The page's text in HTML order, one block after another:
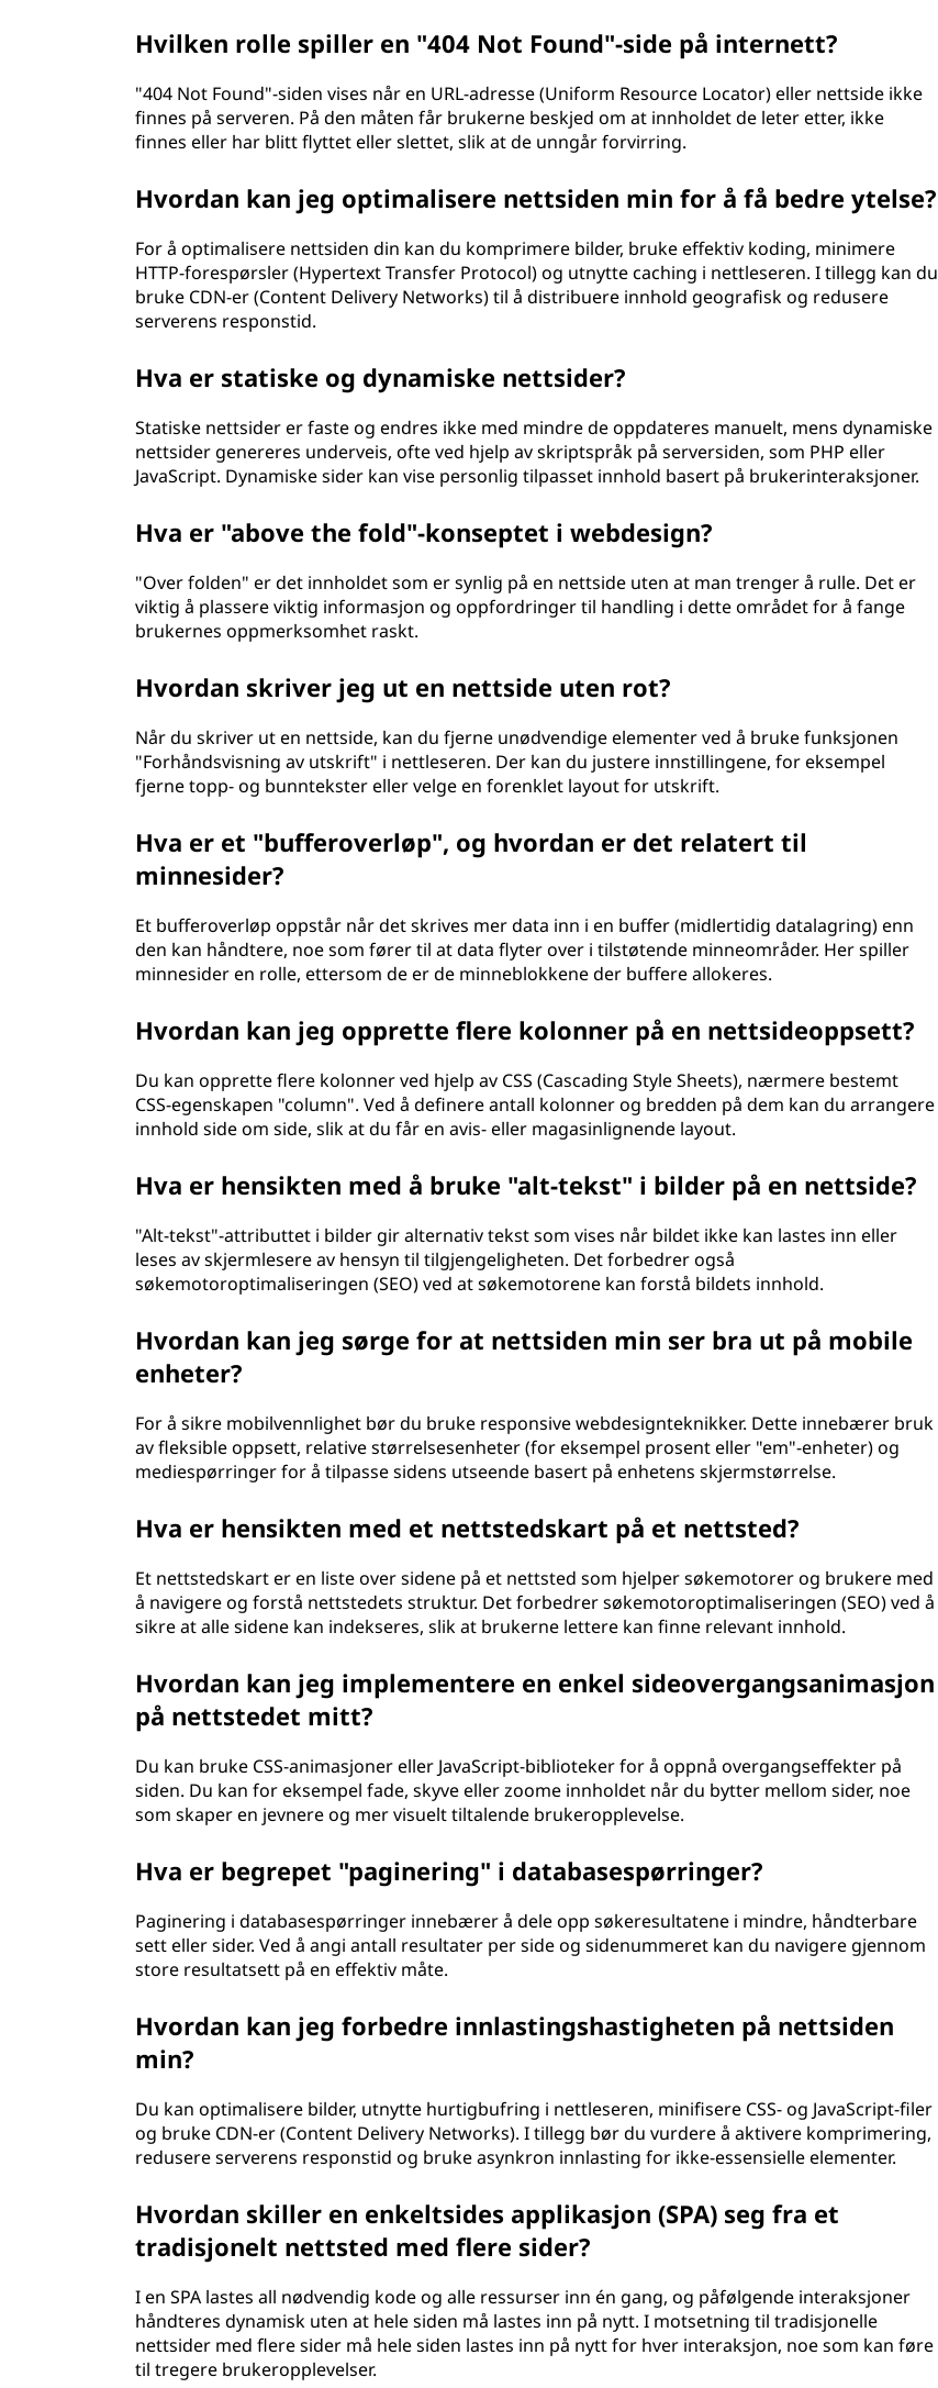
Hvilken rolle spiller en "404 Not Found"-side på internett?
"404 Not Found"-siden vises når en URL-adresse (Uniform Resource Locator) eller nettside ikke
finnes på serveren. På den måten får brukerne beskjed om at innholdet de leter etter, ikke
finnes eller har blitt flyttet eller slettet, slik at de unngår forvirring.
Hvordan kan jeg optimalisere nettsiden min for å få bedre ytelse?
For å optimalisere nettsiden din kan du komprimere bilder, bruke effektiv koding, minimere
HTTP-forespørsler (Hypertext Transfer Protocol) og utnytte caching i nettleseren. I tillegg kan du
bruke CDN-er (Content Delivery Networks) til å distribuere innhold geografisk og redusere
serverens responstid.
Hva er statiske og dynamiske nettsider?
Statiske nettsider er faste og endres ikke med mindre de oppdateres manuelt, mens dynamiske
nettsider genereres underveis, ofte ved hjelp av skriptspråk på serversiden, som PHP eller
JavaScript. Dynamiske sider kan vise personlig tilpasset innhold basert på brukerinteraksjoner.
Hva er "above the fold"-konseptet i webdesign?
"Over folden" er det innholdet som er synlig på en nettside uten at man trenger å rulle. Det er
viktig å plassere viktig informasjon og oppfordringer til handling i dette området for å fange
brukernes oppmerksomhet raskt.
Hvordan skriver jeg ut en nettside uten rot?
Når du skriver ut en nettside, kan du fjerne unødvendige elementer ved å bruke funksjonen
"Forhåndsvisning av utskrift" i nettleseren. Der kan du justere innstillingene, for eksempel
fjerne topp- og bunntekster eller velge en forenklet layout for utskrift.
Hva er et "bufferoverløp", og hvordan er det relatert til
minnesider?
Et bufferoverløp oppstår når det skrives mer data inn i en buffer (midlertidig datalagring) enn
den kan håndtere, noe som fører til at data flyter over i tilstøtende minneområder. Her spiller
minnesider en rolle, ettersom de er de minneblokkene der buffere allokeres.
Hvordan kan jeg opprette flere kolonner på en nettsideoppsett?
Du kan opprette flere kolonner ved hjelp av CSS (Cascading Style Sheets), nærmere bestemt
CSS-egenskapen "column". Ved å definere antall kolonner og bredden på dem kan du arrangere
innhold side om side, slik at du får en avis- eller magasinlignende layout.
Hva er hensikten med å bruke "alt-tekst" i bilder på en nettside?
"Alt-tekst"-attributtet i bilder gir alternativ tekst som vises når bildet ikke kan lastes inn eller
leses av skjermlesere av hensyn til tilgjengeligheten. Det forbedrer også
søkemotoroptimaliseringen (SEO) ved at søkemotorene kan forstå bildets innhold.
Hvordan kan jeg sørge for at nettsiden min ser bra ut på mobile
enheter?
For å sikre mobilvennlighet bør du bruke responsive webdesignteknikker. Dette innebærer bruk
av fleksible oppsett, relative størrelsesenheter (for eksempel prosent eller "em"-enheter) og
mediespørringer for å tilpasse sidens utseende basert på enhetens skjermstørrelse.
Hva er hensikten med et nettstedskart på et nettsted?
Et nettstedskart er en liste over sidene på et nettsted som hjelper søkemotorer og brukere med
å navigere og forstå nettstedets struktur. Det forbedrer søkemotoroptimaliseringen (SEO) ved å
sikre at alle sidene kan indekseres, slik at brukerne lettere kan finne relevant innhold.
Hvordan kan jeg implementere en enkel sideovergangsanimasjon
på nettstedet mitt?
Du kan bruke CSS-animasjoner eller JavaScript-biblioteker for å oppnå overgangseffekter på
siden. Du kan for eksempel fade, skyve eller zoome innholdet når du bytter mellom sider, noe
som skaper en jevnere og mer visuelt tiltalende brukeropplevelse.
Hva er begrepet "paginering" i databasespørringer?
Paginering i databasespørringer innebærer å dele opp søkeresultatene i mindre, håndterbare
sett eller sider. Ved å angi antall resultater per side og sidenummeret kan du navigere gjennom
store resultatsett på en effektiv måte.
Hvordan kan jeg forbedre innlastingshastigheten på nettsiden
min?
Du kan optimalisere bilder, utnytte hurtigbufring i nettleseren, minifisere CSS- og JavaScript-filer
og bruke CDN-er (Content Delivery Networks). I tillegg bør du vurdere å aktivere komprimering,
redusere serverens responstid og bruke asynkron innlasting for ikke-essensielle elementer.
Hvordan skiller en enkeltsides applikasjon (SPA) seg fra et
tradisjonelt nettsted med flere sider?
I en SPA lastes all nødvendig kode og alle ressurser inn én gang, og påfølgende interaksjoner
håndteres dynamisk uten at hele siden må lastes inn på nytt. I motsetning til tradisjonelle
nettsider med flere sider må hele siden lastes inn på nytt for hver interaksjon, noe som kan føre
til tregere brukeropplevelser.